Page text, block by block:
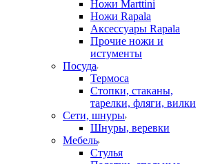
Ножи Marttini
Ножи Rapala
Аксессуары Rapala
Прочие ножи и
истументы
Посуда
Термоса
Стопки, стаканы,
тарелки, фляги, вилки
Сети, шнуры
Шнуры, веревки
Мебель
Стулья